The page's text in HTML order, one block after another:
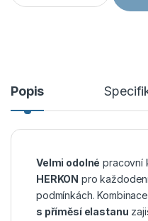
Popis
Velmi odolné pracovní
HERKON pro
podmínkách. Kombinace
s příměsí elastanu